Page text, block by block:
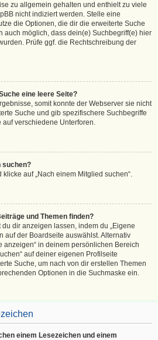
zu allgemein gehalten und enthielt zu viele
nicht indiziert werden. Stelle eine
die Optionen, die dir die erweiterte Suche
auch möglich, dass dein(e) Suchbegriff(e) hier
Prüfe ggf. die Rechtschreibung der
eine leere Seite?
somit konnte der Webserver sie nicht
Suche und gib spezifischere Suchbegriffe
verschiedene Unterforen.
suchen?
klicke auf „Nach einem Mitglied suchen“.
und Themen finden?
dir anzeigen lassen, indem du „Eigene
auf der Boardseite auswählst. Alternativ
anzeigen“ in deinem persönlichen Bereich
auf deiner eigenen Profilseite
Suche, um nach von dir erstellen Themen
Optionen in die Suchmaske ein.
einem Lesezeichen und einem